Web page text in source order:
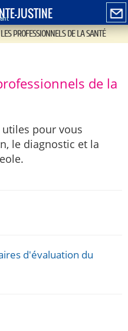
JUSTINE
PROFESSIONNELS DE LA SANTÉ
de la
utiles pour vous
le diagnostic et la
d'évaluation du